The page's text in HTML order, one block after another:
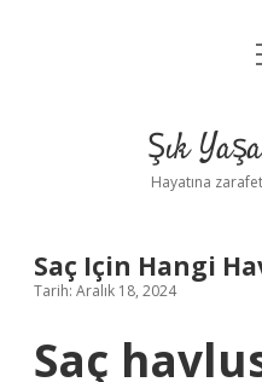
Şık
Hayatına
Saç Için Hangi
Tarih: Aralık 18, 2024
Saç